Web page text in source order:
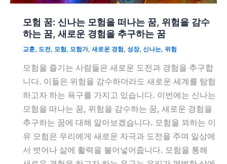
모험 꿈: 신나는 모험을 떠나는 꿈, 위험을 감수
하는 꿈, 새로운 경험을 추구하는 꿈
교훈, 도전, 모험, 모험가, 새로운 경험, 성장, 신나는, 위험
모험을 즐기는 사람들은 새로운 도전과 경험을 추구합
니다. 이들은 위험을 감수하더라도 새로운 세계를 탐험
하고자 하는 욕구를 가지고 있습니다. 이번에는 신나는
모험을 떠나는 꿈, 위험을 감수하는 꿈, 새로운 경험을
추구하는 꿈에 대해 알아보겠습니다. 모험을 꾀하는 이
유 모험은 우리에게 새로운 자극과 도전을 주며 일상에
서 벗어나 삶에 활력을 불어넣어줍니다. 모험을 통해